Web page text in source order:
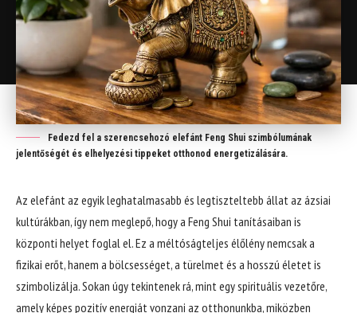
Fedezd fel a szerencsehozó elefánt Feng Shui szimbólumának
jelentőségét és elhelyezési tippeket otthonod energetizálására.
Az elefánt az egyik leghatalmasabb és legtiszteltebb állat az ázsiai
kultúrákban, így nem meglepő, hogy a Feng Shui tanításaiban is
központi helyet foglal el. Ez a méltóságteljes élőlény nemcsak a
fizikai erőt, hanem a bölcsességet, a türelmet és a hosszú életet is
szimbolizálja. Sokan úgy tekintenek rá, mint egy spirituális vezetőre,
amely képes pozitív energiát vonzani az otthonunkba, miközben